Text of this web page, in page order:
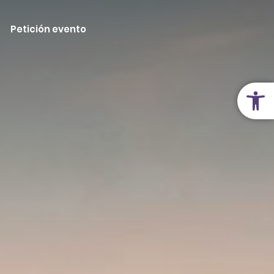
Abrir
Petición evento